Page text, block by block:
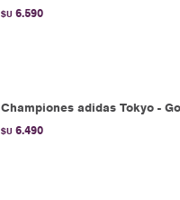
$U 6.590
Championes adidas Tokyo -
$U 6.490